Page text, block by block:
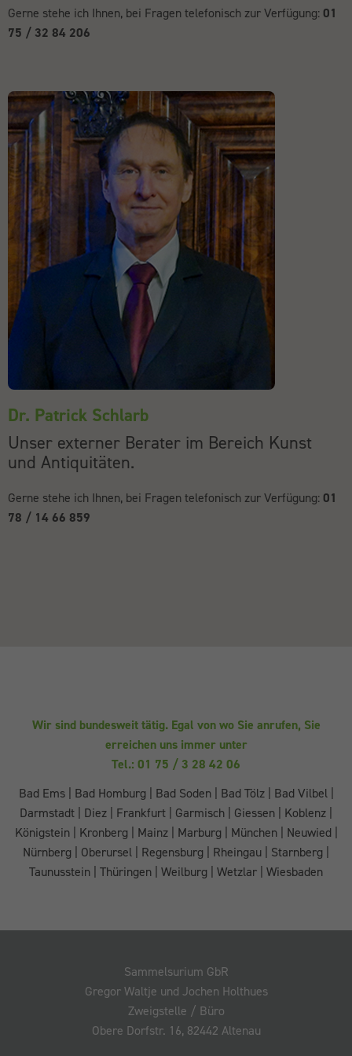
Gerne stehe ich Ihnen, bei Fragen telefonisch zur Verfügung:01
75 / 32 84 206
Dr. Patrick Schlarb
Unser externer Berater im Bereich Kunst
und Antiquitäten.
Gerne stehe ich Ihnen, bei Fragen telefonisch zur Verfügung:01
78 / 14 66 859
Wir sind bundesweit tätig. Egal von wo Sie anrufen, Sie
erreichen uns immer unter
Tel.: 01 75 / 3 28 42 06
Bad Ems| Bad Homburg Bad Soden| Bad Tölz| Bad Vilbel
Darmstadt
Diez Frankfurt Garmisch Giessen Koblenz
Königstein| Kronberg Mainz| Marburg München| Neuwied
Nürnberg
Oberursel Regensburg Rheingau Starnberg
Taunusstein Thüringen Weilburg Wetzlar Wiesbaden
Sammelsurium GbR
Gregor Waltje und Jochen Holthues
Zweigstelle / Büro
Obere Dorfstr. 16, 82442 Altenau